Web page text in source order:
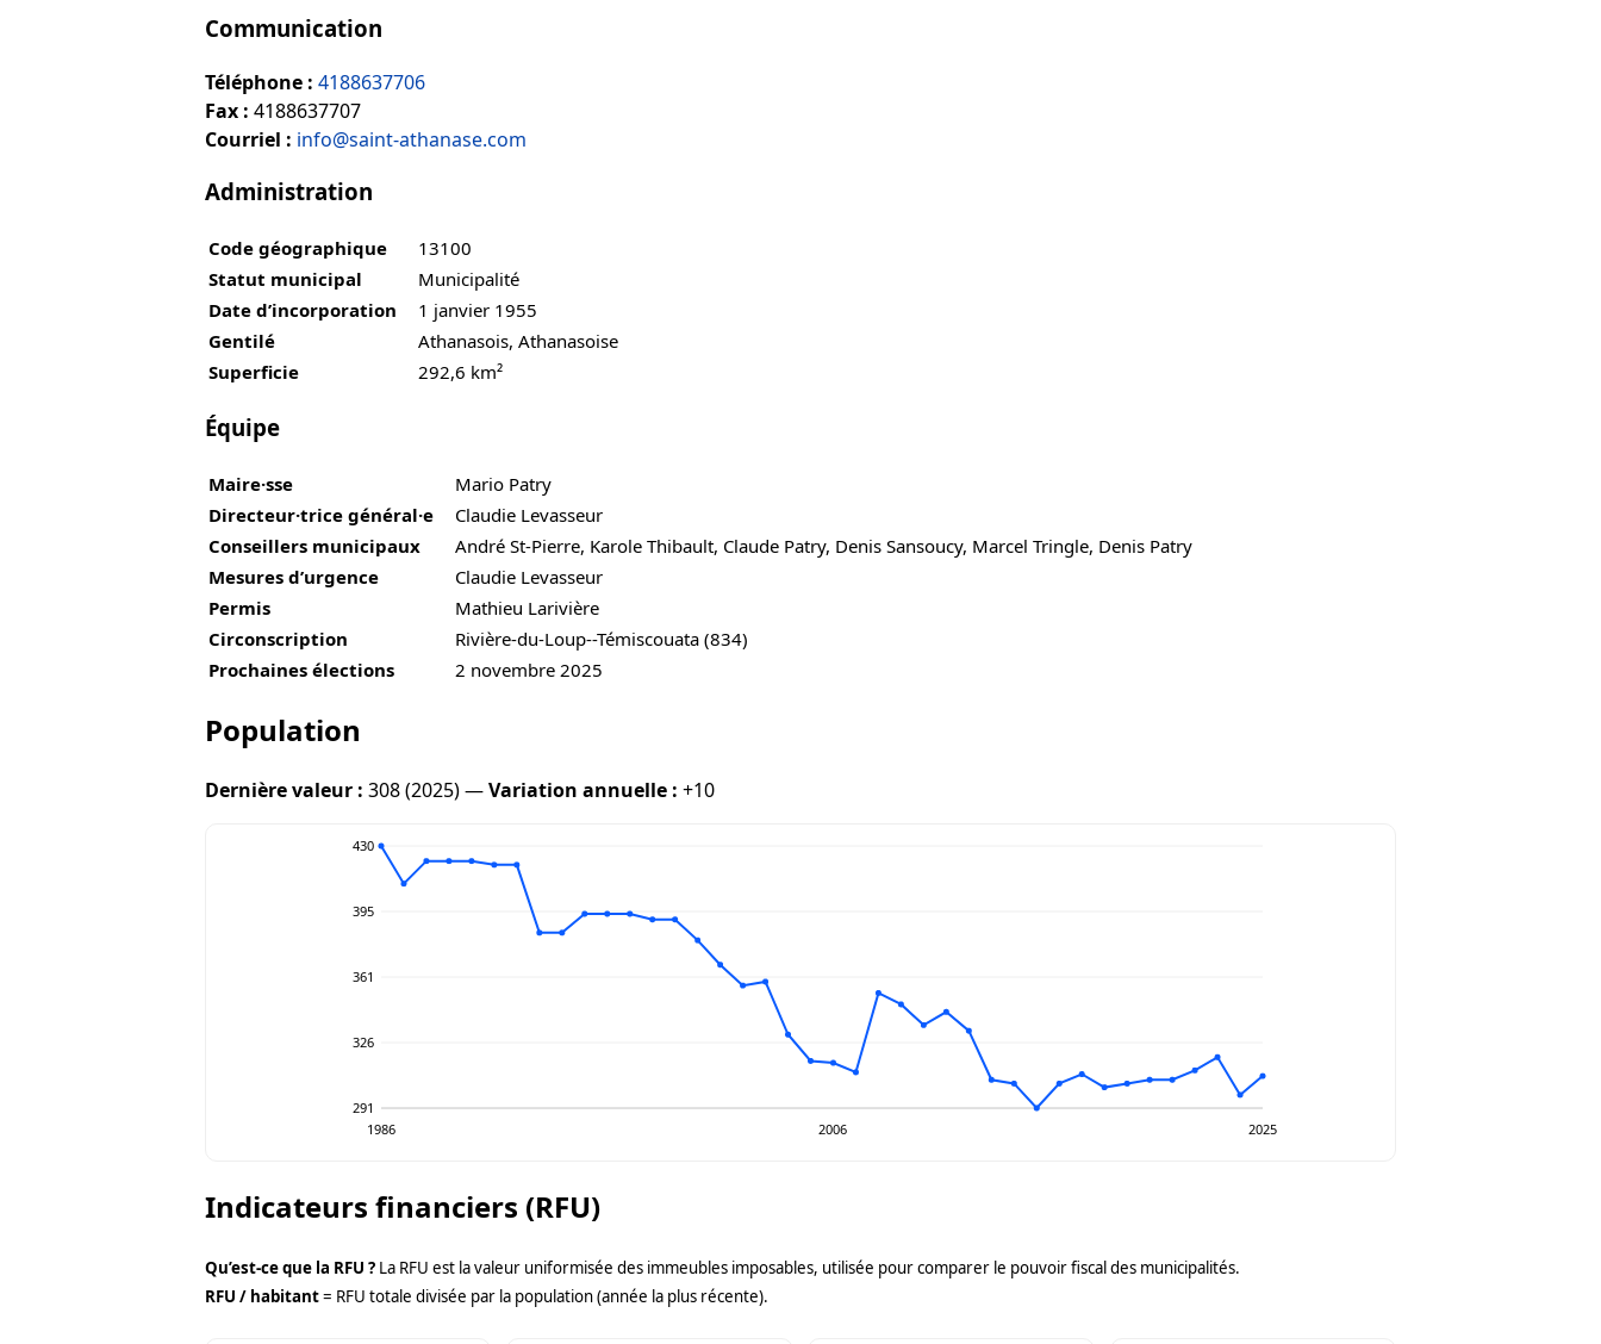
Communication
Téléphone : 4188637706
Fax : 4188637707
Courriel : info@saint-athanase.com
Administration
Code géographique
13100
Statut municipal
Municipalité
Date d’incorporation
1 janvier 1955
Gentilé
Athanasois, Athanasoise
Superficie
292,6 km²
Équipe
Maire·sse
Mario Patry
Directeur·trice général·e
Claudie Levasseur
Conseillers municipaux
André St-Pierre, Karole Thibault, Claude Patry, Denis Sansoucy, Marcel Tringle, Denis Patry
Mesures d’urgence
Claudie Levasseur
Permis
Mathieu Larivière
Circonscription
Rivière-du-Loup--Témiscouata (834)
Prochaines élections
2 novembre 2025
Population
Dernière valeur : 308 (2025) —Variation annuelle : +10
430
395
361
326
291
1986
2006 2025
Indicateurs financiers (RFU)
Qu’est-ce que la RFU ? La RFU est la valeur uniformisée des immeubles imposables, utilisée pour comparer le pouvoir fiscal des municipalités.
RFU / habitant= RFU totale divisée par la population (année la plus récente).